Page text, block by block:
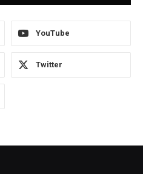
YouTube
Twitter